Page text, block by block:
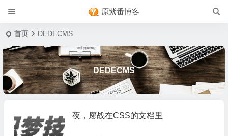
原紫番博客
首页 DEDECMS
DEDECMS
夜，鏖战在CSS的文档里